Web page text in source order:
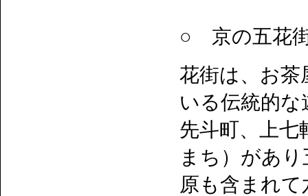
○ 京の五花
花街は、お茶
いる伝統的
先斗町、上七
まち）があ
原も含まれ